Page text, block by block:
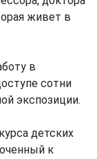
живет в
в
сотни
экспозиции.
детских
к